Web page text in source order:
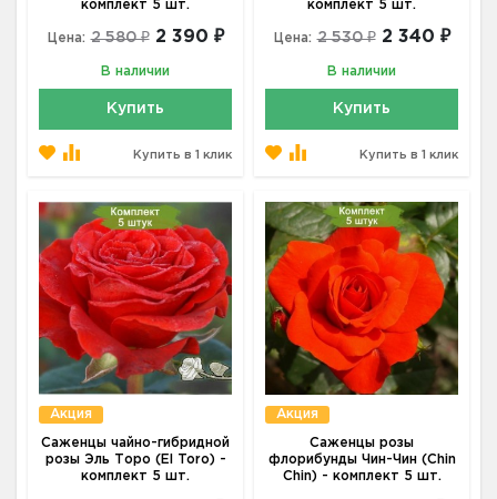
комплект 5 шт.
Цена: 2 580 ₽ 2 390 ₽
В наличии
Купить
Купить в 1 клик
комплект 5 шт.
Цена: 2 530 ₽ 2 340 ₽
В наличии
Купить
Купить в 1 клик
Акция
Саженцы чайно-гибридной
розы Эль Торо (El Toro) -
комплект 5 шт.
Акция
Саженцы розы
флорибунды Чин-Чин (Chin
Chin) - комплект 5 шт.